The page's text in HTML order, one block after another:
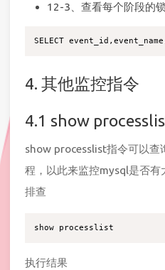
12-3、查看每个阶段的
4. 其他监控指令
4.1 show
show processlist指令可以查
程，以此来监控mysql是否
排查
执行结果